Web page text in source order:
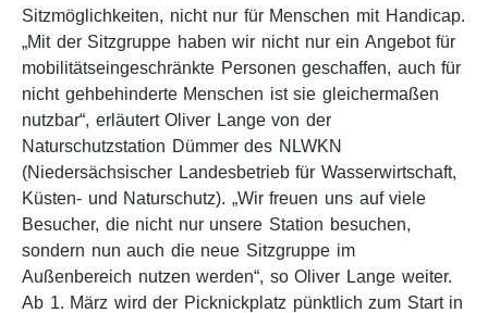
Sitzmöglichkeiten, nicht nur für Menschen mit Handicap.
„Mit der Sitzgruppe haben wir nicht nur ein Angebot für
mobilitätseingeschränkte Personen geschaffen, auch für
nicht gehbehinderte Menschen ist sie gleichermaßen
nutzbar“, erläutert Oliver Lange von der
Naturschutzstation Dümmer des NLWKN
(Niedersächsischer Landesbetrieb für Wasserwirtschaft,
Küsten- und Naturschutz). „Wir freuen uns auf viele
Besucher, die nicht nur unsere Station besuchen,
sondern nun auch die neue Sitzgruppe im
Außenbereich nutzen werden“, so Oliver Lange weiter.
Ab 1. März wird der Picknickplatz pünktlich zum Start in